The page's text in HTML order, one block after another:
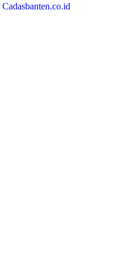
Cadasbanten.co.id